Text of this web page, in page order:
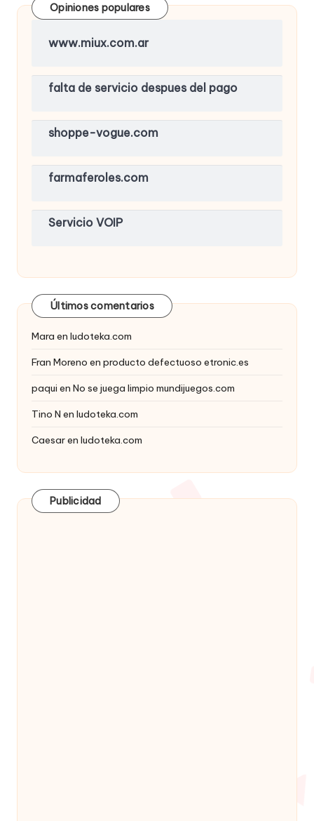
Opiniones populares
www.miux.com.ar
falta de servicio despues del pago
shoppe-vogue.com
farmaferoles.com
Servicio VOIP
Últimos comentarios
Mara en ludoteka.com
Fran Moreno en producto defectuoso etronic.es
paqui en No se juega limpio mundijuegos.com
Tino N en ludoteka.com
Caesaren ludoteka.com
Publicidad